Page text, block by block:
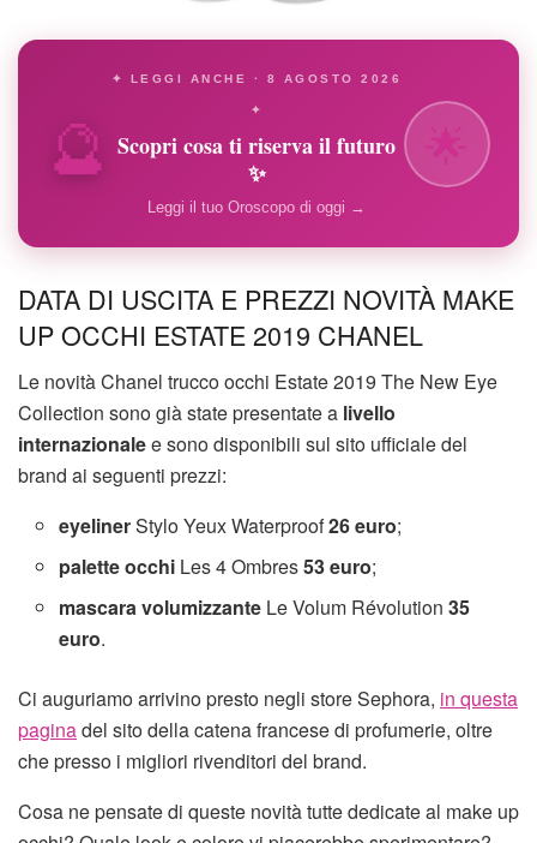
🔮
✦ LEGGI ANCHE · 8 AGOSTO 2026
✦
Scopri cosa ti riserva il futuro
✨
Leggi il tuo Oroscopo di oggi →
DATA DI USCITA E PREZZI NOVITÀ MAKE
UP OCCHI ESTATE 2019 CHANEL
Le novità Chanel trucco occhi Estate 2019 The New Eye
Collection sono già state presentate a livello
internazionalee sono disponibili sul sito ufficiale del
brand ai seguenti prezzi:
eyelinerStylo Yeux Waterproof26 euro;
palette occhi Les 4 Ombres53 euro;
mascara volumizzante Le Volum Révolution35
euro.
Ci auguriamo arrivino presto negli store Sephora, in questa
paginadel sito della catena francese di profumerie, oltre
che presso i migliori rivenditori del brand.
Cosa ne pensate di queste novità tutte dedicate al make up